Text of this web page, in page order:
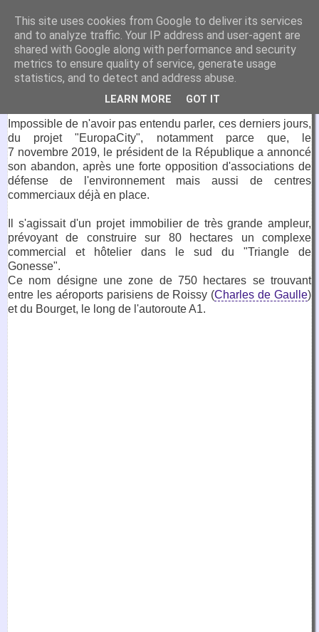
VirtuaFrance
Visitez la France depuis votre fauteuil.
14 novembre 2019
Triangle de Gonesse
Impossible de n'avoir pas entendu parler, ces derniers jours,
du projet "EuropaCity", notamment parce que, le
7 novembre 2019, le président de la République a annoncé
son abandon, après une forte opposition d'associations de
défense de l'environnement mais aussi de centres
commerciaux déjà en place.
Il s'agissait d'un projet immobilier de très grande ampleur,
prévoyant de construire sur 80 hectares un complexe
commercial et hôtelier dans le sud du "Triangle de
Gonesse".
Ce nom désigne une zone de 750 hectares se trouvant
entre les aéroports parisiens de Roissy (Charles de Gaulle)
et du Bourget, le long de l'autoroute A1.
This site uses cookies from Google to deliver its services
and to analyze traffic. Your IP address and user-agent are
shared with Google along with performance and security
metrics to ensure quality of service, generate usage
statistics, and to detect and address abuse.
LEARN MORE GOT IT